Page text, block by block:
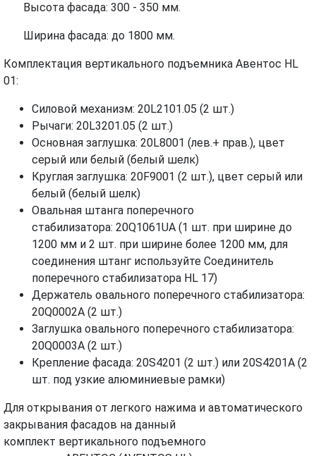
Высота фасада: 300 - 350 мм.
Ширина фасада: до 1800 мм.
Комплектация вертикального подъемника Авентос HL
01:
Силовой механизм: 20L2101.05 (2 шт.)
Рычаги: 20L3201.05 (2 шт.)
Основная заглушка: 20L8001 (лев.+ прав.), цвет
серый или белый (белый шелк)
Круглая заглушка: 20F9001 (2 шт.), цвет серый или
белый (белый шелк)
Овальная штанга поперечного
стабилизатора: 20Q1061UА (1 шт. при ширине до
1200 мм и 2 шт. при ширине более 1200 мм, для
соединения штанг используйте Соединитель
поперечного стабилизатора HL 17)
Держатель овального поперечного стабилизатора:
20Q0002А (2 шт.)
Заглушка овального поперечного стабилизатора:
20Q0003А (2 шт.)
Крепление фасада: 20S4201 (2 шт.) или 20S4201А (2
шт. под узкие алюминиевые рамки)
Для открывания от легкого нажима и автоматического
закрывания фасадов на данный
комплект вертикального подъемного